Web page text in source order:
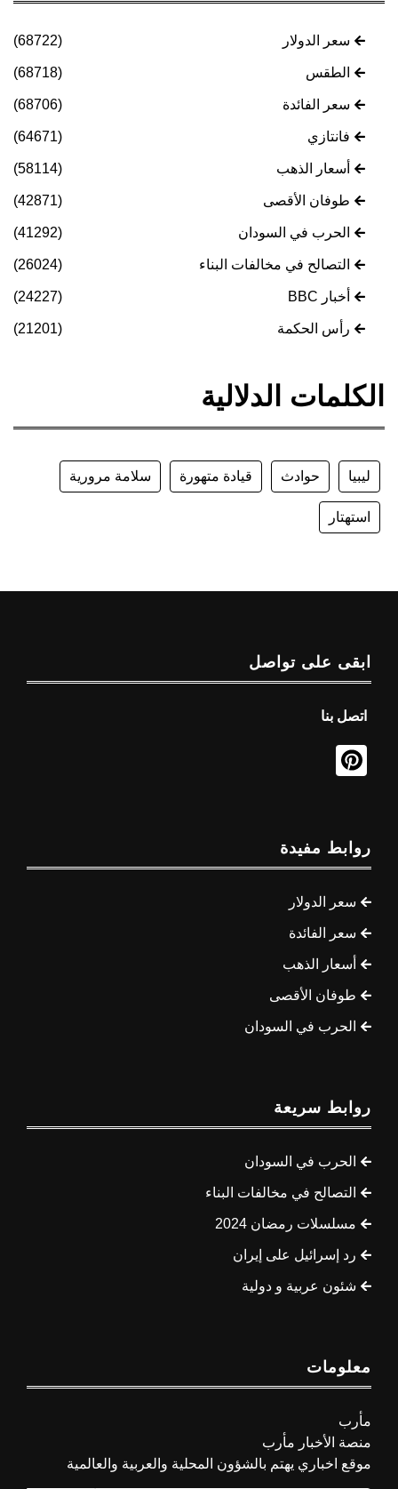
سعر الدولار (68722)
الطقس (68718)
سعر الفائدة (68706)
فانتازي (64671)
أسعار الذهب (58114)
طوفان الأقصى (42871)
الحرب في السودان (41292)
التصالح في مخالفات البناء (26024)
أخبار BBC (24227)
رأس الحكمة (21201)
الكلمات الدلالية
ليبيا حوادث قيادة متهورة سلامة مرورية
استهتار
ابقى على تواصل
اتصل بنا
روابط مفيدة
سعر الدولار
سعر الفائدة
أسعار الذهب
طوفان الأقصى
الحرب في السودان
روابط سريعة
الحرب في السودان
التصالح في مخالفات البناء
مسلسلات رمضان 2024
رد إسرائيل على إيران
شئون عربية و دولية
معلومات
مأرب
منصة الأخبار مأرب
موقع اخباري يهتم بالشؤون المحلية والعربية والعالمية